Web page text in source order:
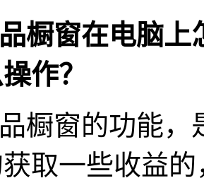
橱窗在电脑上
作？
橱窗的功能，
取一些收益